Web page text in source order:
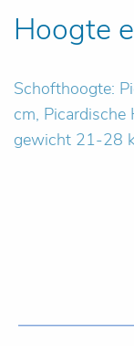
Hoogte
Schofthoogte:
cm,
gewicht 21-28